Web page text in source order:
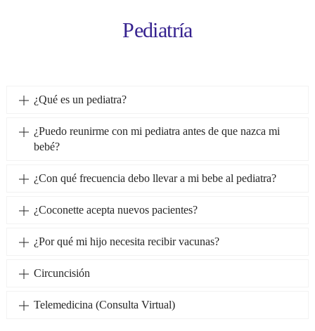
Pediatría
¿Qué es un pediatra?
¿Puedo reunirme con mi pediatra antes de que nazca mi
bebé?
¿Con qué frecuencia debo llevar a mi bebe al pediatra?
¿Coconette acepta nuevos pacientes?
¿Por qué mi hijo necesita recibir vacunas?
Circuncisión
Telemedicina (Consulta Virtual)